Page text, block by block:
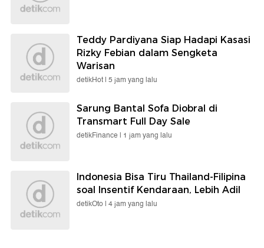
Teddy Pardiyana Siap Hadapi Kasasi
Rizky Febian dalam Sengketa
Warisan
detikHot | 5 jam yang lalu
Sarung Bantal Sofa Diobral di
Transmart Full Day Sale
detikFinance | 1 jam yang lalu
Indonesia Bisa Tiru Thailand-Filipina
soal Insentif Kendaraan, Lebih Adil
detikOto | 4 jam yang lalu